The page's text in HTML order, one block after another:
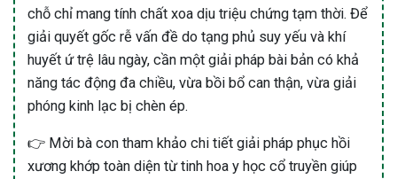
chỗ chỉ mang tính chất xoa dịu triệu chứng tạm thời. Để
giải quyết gốc rễ vấn đề do tạng phủ suy yếu và khí
huyết ứ trệ lâu ngày, cần một giải pháp bài bản có khả
năng tác động đa chiều, vừa bồi bổ can thận, vừa giải
phóng kinh lạc bị chèn ép.
👉 Mời bà con tham khảo chi tiết giải pháp phục hồi
xương khớp toàn diện từ tinh hoa y học cổ truyền giúp